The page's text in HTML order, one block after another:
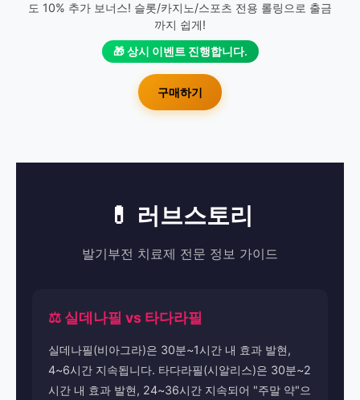
도 10% 추가 보너스! 슬롯/카지노/스포츠 전용 롤링으로 출금
까지 쉽게!
🎁 상시 이벤트 진행합니다.
구매하기
💊 러브스토리
발기부전 치료제 전문 정보 가이드
⚖️ 실데나필 vs 타다라필
실데나필(비아그라)은 30분~1시간 내 효과 발현,
4~6시간 지속됩니다. 타다라필(시알리스)은 30분~2
시간 내 효과 발현, 24~36시간 지속되어 "주말 약"으